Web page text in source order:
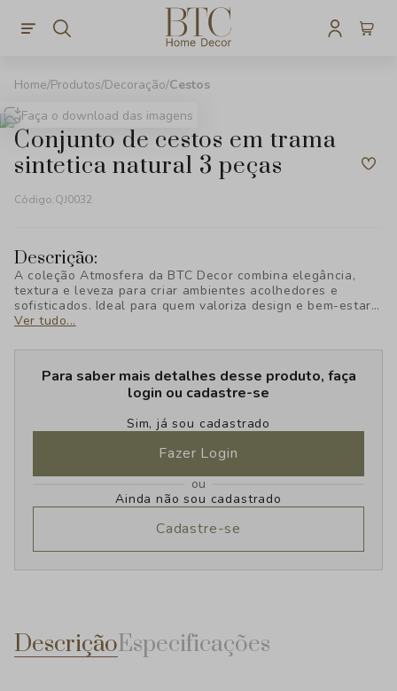
Produtos Decoração Cestos
Faça o download das imagens
conjunto de cestos em trama
sintetica natural 3 peças
Código:QJ0032
Descrição:
A coleção Atmosfera da BTC Decor combina elegância,
textura e leveza para criar ambientes acolhedores e
sofisticados. Ideal para quem valoriza design e bem-estar,
cada peça foi pensada para transformar seu espaço com
a decoração.
Ver tudo...
Para saber mais detalhes desse produto, faça
login ou cadastre-se
Sim, já sou cadastrado
Fazer Login
ou
Ainda não sou cadastrado
Cadastre-se
DescriçãoEspecificações